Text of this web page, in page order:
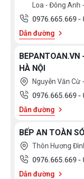
Loa - Đông Anh
0976.665.669 -
Dẫn đường
BEPANTOAN.VN
HÀ NỘI
Nguyễn Văn Cừ
0976.665.669 -
Dẫn đường
BẾP AN TOÀN
Thôn Hương
0976.665.669 -
Dẫn đường